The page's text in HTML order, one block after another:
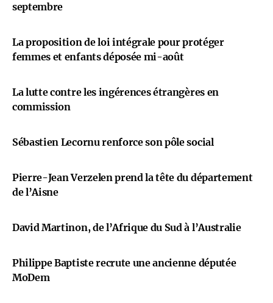
septembre
La proposition de loi intégrale pour protéger
femmes et enfants déposée mi-août
La lutte contre les ingérences étrangères en
commission
Sébastien Lecornu renforce son pôle social
Pierre-Jean Verzelen prend la tête du département
de l’Aisne
David Martinon, de l’Afrique du Sud à l’Australie
Philippe Baptiste recrute une ancienne députée
MoDem